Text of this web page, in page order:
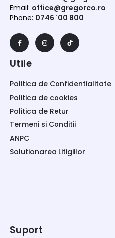
Email: office@gregorco.ro
Phone: 0746 100 800
Utile
Politica de Confidentialitate
Politica de cookies
Politica de Retur
Termeni si Conditii
ANPC
Solutionarea Litigiilor
Suport